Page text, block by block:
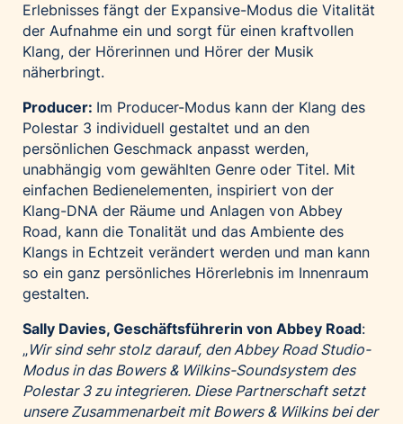
Erlebnisses fängt der Expansive-Modus die Vitalität
der Aufnahme ein und sorgt für einen kraftvollen
Klang, der Hörerinnen und Hörer der Musik
näherbringt.
Producer: Im Producer-Modus kann der Klang des
Polestar 3 individuell gestaltet und an den
persönlichen Geschmack anpasst werden,
unabhängig vom gewählten Genre oder Titel. Mit
einfachen Bedienelementen, inspiriert von der
Klang-DNA der Räume und Anlagen von Abbey
Road, kann die Tonalität und das Ambiente des
Klangs in Echtzeit verändert werden und man kann
so ein ganz persönliches Hörerlebnis im Innenraum
gestalten.
Sally Davies, Geschäftsführerin von Abbey Road:
„Wir sind sehr stolz darauf, den Abbey Road Studio-
Modus in das Bowers & Wilkins-Soundsystem des
Polestar 3 zu integrieren. Diese Partnerschaft setzt
unsere Zusammenarbeit mit Bowers & Wilkins bei der